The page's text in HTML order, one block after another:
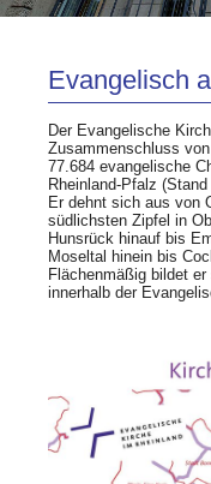
Evangelisch
Der Evangelische
Zusammenschluss
77.684 evangelische
Rheinland-Pfalz
Er dehnt sich aus von
südlichsten Zipfel in
Hunsrück hinauf bis
Moseltal hinein bis
Flächenmäßig bildet
innerhalb der